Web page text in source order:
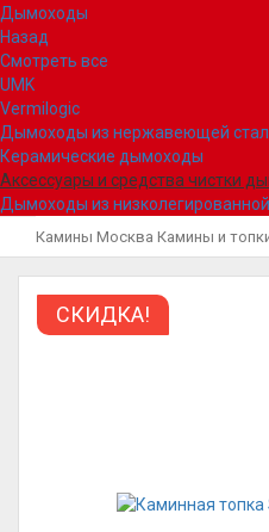
Дымоходы
Назад
Смотреть все
UMK
Vermilogic
Дымоходы из нержавеющей
Керамические дымоходы
Аксессуары и средства чистки
Дымоходы из
Камины Москва Камины и
СКИДКА!